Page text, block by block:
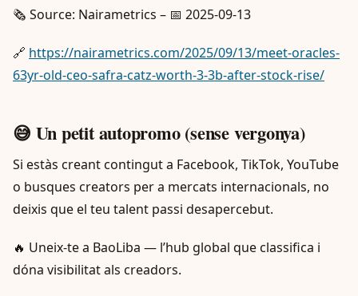
🗞️ Source: Nairametrics – 📅 2025-09-13
🔗 https://nairametrics.com/2025/09/13/meet-oracles-
63yr-old-ceo-safra-catz-worth-3-3b-after-stock-rise/
😅 Un petit autopromo (sense vergonya)
Si estàs creant contingut a Facebook, TikTok, YouTube
o busques creators per a mercats internacionals, no
deixis que el teu talent passi desapercebut.
🔥 Uneix-te a BaoLiba — l’hub global que classifica i
dóna visibilitat als creadors.